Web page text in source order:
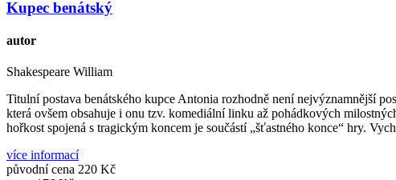
Kupec benátský
autor
Shakespeare William
Titulní postava benátského kupce Antonia rozhodně není nejvýznamnější
která ovšem obsahuje i onu tzv. komediální linku až pohádkových
hořkost spojená s tragickým koncem je součástí „šťastného konce“ hry.
více informací
původní cena 220 Kč